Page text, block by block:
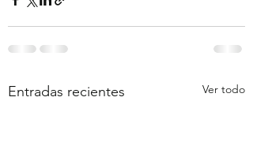
Entradas recientes Ver todo